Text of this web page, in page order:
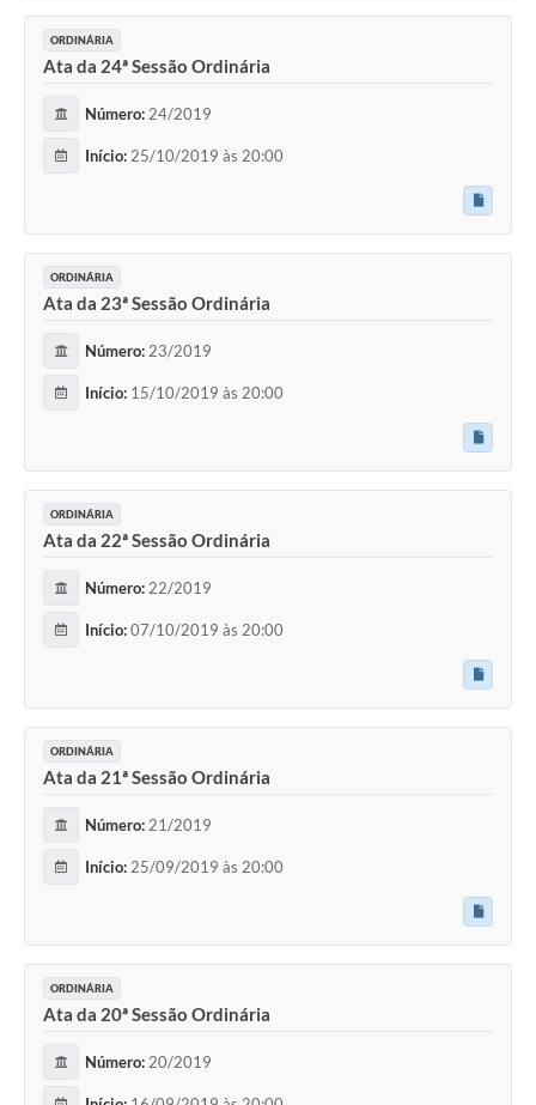
ORDINÁRIA
Ata da 24ª Sessão Ordinária
Número: 24/2019
Início: 25/10/2019 às 20:00
ORDINÁRIA
Ata da 23ª Sessão Ordinária
Número: 23/2019
Início: 15/10/2019 às 20:00
ORDINÁRIA
Ata da 22ª Sessão Ordinária
Número: 22/2019
Início:07/10/2019 às 20:00
ORDINÁRIA
Ata da 21ª Sessão Ordinária
Número: 21/2019
Início: 25/09/2019 às 20:00
ORDINÁRIA
Ata da 20ª Sessão Ordinária
Número: 20/2019